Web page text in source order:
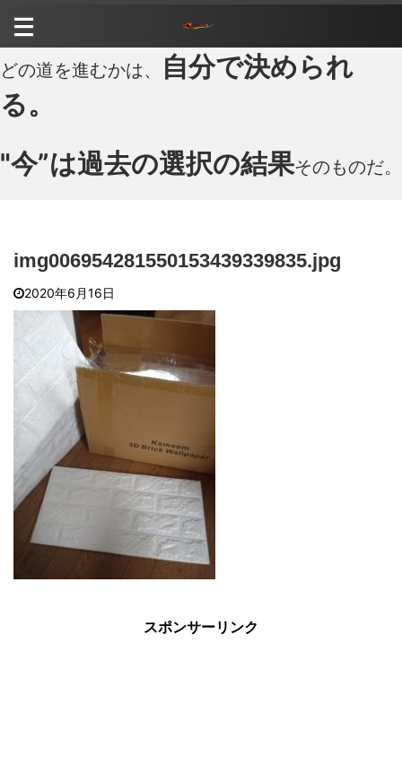
どの道を進むかは、
自分で決められ
る。
"今”は過去の選択の結果そのものだ。
img006954281550153439339835.jpg
2020年6月16日
スポンサーリンク